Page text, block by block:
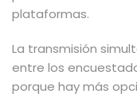
plataformas.
La transmisión
entre los
porque hay más